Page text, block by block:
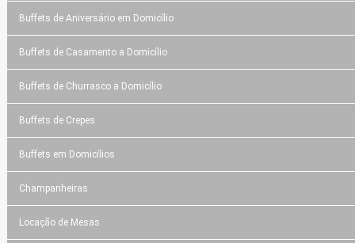
Buffets de Aniversário em Domicílio
Buffets de Casamento a Domicílio
Buffets de Churrasco a Domicílio
Buffets de Crepes
Buffets em Domicílios
Champanheiras
Locação de Mesas